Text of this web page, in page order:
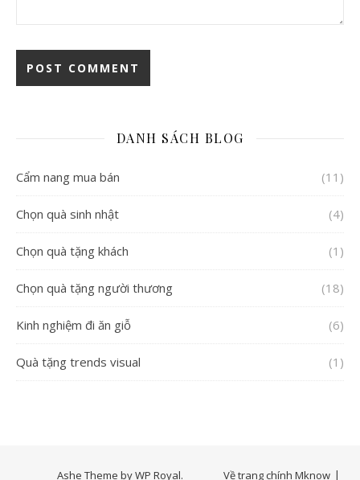
DANH SÁCH BLOG
Cẩm nang mua bán (11)
Chọn quà sinh nhật (4)
Chọn quà tặng khách (1)
Chọn quà tặng người thương (18)
Kinh nghiệm đi ăn giỗ (6)
Quà tặng trends visual (1)
Về trang chính Mknow
Ashe Theme byWP Royal.